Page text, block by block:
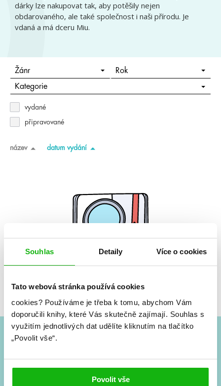
Souhlas Detaily Více o cookies
Tato webová stránka používá cookies
cookies? Používáme je třeba k tomu, abychom Vám
doporučili knihy, které Vás skutečně zajímají. Souhlas s
využitím jednotlivých dat udělíte kliknutím na tlačítko
„Povolit vše“.
Povolit vše
dárky lze nakupovat tak, aby potěšily nejen
obdarovaného, ale také společnost i naši přírodu. Je
vdaná a má dceru Miu.
Žánr Rok
Kategorie
vydané
připravované
název datum vydání
Žádné knihy nenalezeny.
Vše kolem #youngadult každý měsíc rovnou do mailu!
Nové knihy, co se chystá, kvízy, soutěže, autoři, filmové